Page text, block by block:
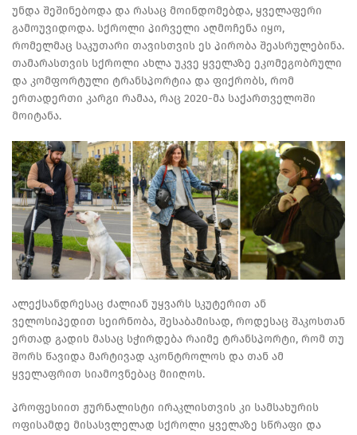
უნდა შეშინებოდა და რასაც მოინდომებდა, ყველაფერი
გამოუვიდოდა. სქროლი პირველი აღმოჩენა იყო,
რომელმაც საკუთარი თავისთვის ეს პირობა შეასრულებინა.
თამარასთვის სქროლი ახლა უკვე ყველაზე ეკომეგობრული
და კომფორტული ტრანსპორტია და ფიქრობს, რომ
ერთადერთი კარგი რამაა, რაც 2020-მა საქართველოში
მოიტანა.
ალექსანდრესაც ძალიან უყვარს სკუტერით ან
ველოსიპედით სეირნობა, შესაბამისად, როდესაც შაკოსთან
ერთად გადის მასაც სჭირდება რაიმე ტრანსპორტი, რომ თუ
შორს წავიდა მარტივად აკონტროლოს და თან ამ
ყველაფრით სიამოვნებაც მიიღოს.
პროფესიით ჟურნალისტი ირაკლისთვის კი სამსახურის
ოფისამდე მისასვლელად სქროლი ყველაზე სწრაფი და